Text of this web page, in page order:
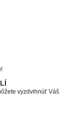
vyzdvihnúť Váš